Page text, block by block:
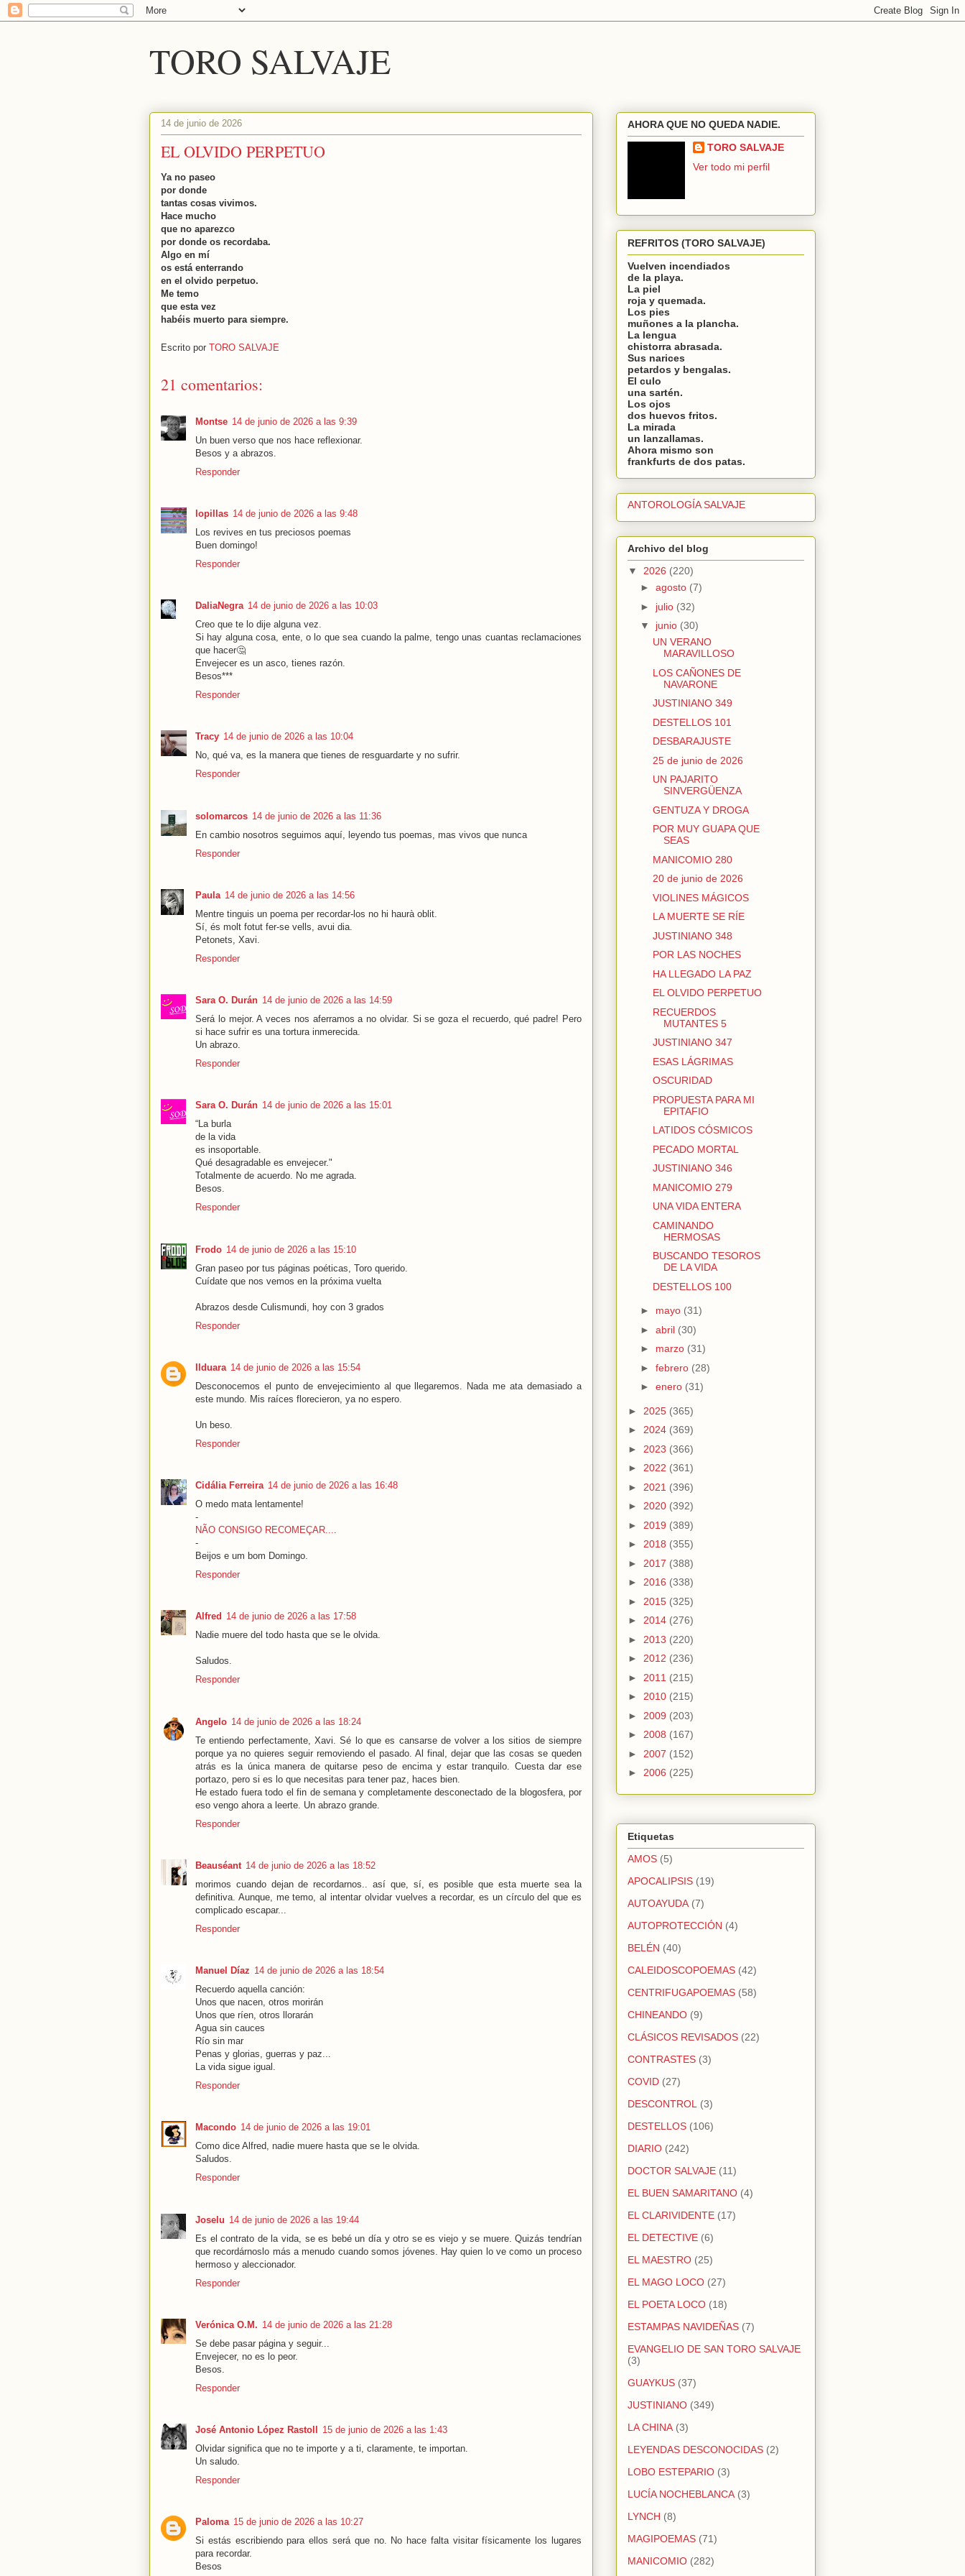
TORO SALVAJE
14 de junio de 2026
EL OLVIDO PERPETUO
Ya no paseo
por donde
tantas cosas vivimos.
Hace mucho
que no aparezco
por donde os recordaba.
Algo en mí
os está enterrando
en el olvido perpetuo.
Me temo
que esta vez
habéis muerto para siempre.
Escrito por TORO SALVAJE
21 comentarios:
Montse 14 de junio de 2026 a las 9:39
Un buen verso que nos hace reflexionar.
Besos y a abrazos.
Responder
lopillas 14 de junio de 2026 a las 9:48
Los revives en tus preciosos poemas
Buen domingo!
Responder
DaliaNegra 14 de junio de 2026 a las 10:03
Creo que te lo dije alguna vez.
Si hay alguna cosa, ente, o lo que sea cuando la palme, tengo unas cuantas reclamaciones
que hacer🤔
Envejecer es un asco, tienes razón.
Besos***
Responder
Tracy 14 de junio de 2026 a las 10:04
No, qué va, es la manera que tienes de resguardarte y no sufrir.
Responder
solomarcos 14 de junio de 2026 a las 11:36
En cambio nosotros seguimos aquí, leyendo tus poemas, mas vivos que nunca
Responder
Paula 14 de junio de 2026 a las 14:56
Mentre tinguis un poema per recordar-los no hi haurà oblit.
Sí, és molt fotut fer-se vells, avui dia.
Petonets, Xavi.
Responder
Sara O. Durán 14 de junio de 2026 a las 14:59
Será lo mejor. A veces nos aferramos a no olvidar. Si se goza el recuerdo, qué padre! Pero
si hace sufrir es una tortura inmerecida.
Un abrazo.
Responder
Sara O. Durán 14 de junio de 2026 a las 15:01
“La burla
de la vida
es insoportable.
Qué desagradable es envejecer."
Totalmente de acuerdo. No me agrada.
Besos.
Responder
Frodo 14 de junio de 2026 a las 15:10
Gran paseo por tus páginas poéticas, Toro querido.
Cuídate que nos vemos en la próxima vuelta
Abrazos desde Culismundi, hoy con 3 grados
Responder
Ilduara 14 de junio de 2026 a las 15:54
Desconocemos el punto de envejecimiento al que llegaremos. Nada me ata demasiado a
este mundo. Mis raíces florecieron, ya no espero.
Un beso.
Responder
Cidália Ferreira 14 de junio de 2026 a las 16:48
O medo mata lentamente!
-
NÃO CONSIGO RECOMEÇAR....
-
Beijos e um bom Domingo.
Responder
Alfred 14 de junio de 2026 a las 17:58
Nadie muere del todo hasta que se le olvida.
Saludos.
Responder
Angelo 14 de junio de 2026 a las 18:24
Te entiendo perfectamente, Xavi. Sé lo que es cansarse de volver a los sitios de siempre
porque ya no quieres seguir removiendo el pasado. Al final, dejar que las cosas se queden
atrás es la única manera de quitarse peso de encima y estar tranquilo. Cuesta dar ese
portazo, pero si es lo que necesitas para tener paz, haces bien.
He estado fuera todo el fin de semana y completamente desconectado de la blogosfera, por
eso vengo ahora a leerte. Un abrazo grande.
Responder
Beauséant 14 de junio de 2026 a las 18:52
morimos cuando dejan de recordarnos.. así que, sí, es posible que esta muerte sea la
definitiva. Aunque, me temo, al intentar olvidar vuelves a recordar, es un círculo del que es
complicado escapar...
Responder
Manuel Díaz 14 de junio de 2026 a las 18:54
Recuerdo aquella canción:
Unos que nacen, otros morirán
Unos que ríen, otros llorarán
Agua sin cauces
Río sin mar
Penas y glorias, guerras y paz...
La vida sigue igual.
Responder
Macondo 14 de junio de 2026 a las 19:01
Como dice Alfred, nadie muere hasta que se le olvida.
Saludos.
Responder
Joselu 14 de junio de 2026 a las 19:44
Es el contrato de la vida, se es bebé un día y otro se es viejo y se muere. Quizás tendrían
que recordárnoslo más a menudo cuando somos jóvenes. Hay quien lo ve como un proceso
hermoso y aleccionador.
Responder
Verónica O.M. 14 de junio de 2026 a las 21:28
Se debe pasar página y seguir...
Envejecer, no es lo peor.
Besos.
Responder
José Antonio López Rastoll
15 de junio de 2026 a las 1:43
Olvidar significa que no te importe y a ti, claramente, te importan.
Un saludo.
Responder
Paloma 15 de junio de 2026 a las 10:27
Si estás escribiendo para ellos será que no. No hace falta visitar físicamente los lugares
para recordar.
Besos
AHORA QUE NO QUEDA NADIE.
TORO SALVAJE
Ver todo mi perfil
REFRITOS (TORO SALVAJE)
Vuelven incendiados
de la playa.
La piel
roja y quemada.
Los pies
muñones a la plancha.
La lengua
chistorra abrasada.
Sus narices
petardos y bengalas.
El culo
una sartén.
Los ojos
dos huevos fritos.
La mirada
un lanzallamas.
Ahora mismo son
frankfurts de dos patas.
ANTOROLOGÍA SALVAJE
Archivo del blog
▼ 2026 (220)
► agosto (7)
► julio (32)
▼ junio (30)
UN VERANO
MARAVILLOSO
LOS CAÑONES DE
NAVARONE
JUSTINIANO 349
DESTELLOS 101
DESBARAJUSTE
25 de junio de 2026
UN PAJARITO
SINVERGÜENZA
GENTUZA Y DROGA
POR MUY GUAPA QUE
SEAS
MANICOMIO 280
20 de junio de 2026
VIOLINES MÁGICOS
LA MUERTE SE RÍE
JUSTINIANO 348
POR LAS NOCHES
HA LLEGADO LA PAZ
EL OLVIDO PERPETUO
RECUERDOS
MUTANTES 5
JUSTINIANO 347
ESAS LÁGRIMAS
OSCURIDAD
PROPUESTA PARA MI
EPITAFIO
LATIDOS CÓSMICOS
PECADO MORTAL
JUSTINIANO 346
MANICOMIO 279
UNA VIDA ENTERA
CAMINANDO
HERMOSAS
BUSCANDO TESOROS
DE LA VIDA
DESTELLOS 100
► mayo (31)
► abril (30)
► marzo (31)
► febrero (28)
► enero (31)
► 2025 (365)
► 2024 (369)
► 2023 (366)
► 2022 (361)
► 2021 (396)
► 2020 (392)
► 2019 (389)
► 2018 (355)
► 2017 (388)
► 2016 (338)
► 2015 (325)
► 2014 (276)
► 2013 (220)
► 2012 (236)
► 2011 (215)
► 2010 (215)
► 2009 (203)
► 2008 (167)
► 2007 (152)
► 2006 (225)
Etiquetas
AMOS (5)
APOCALIPSIS (19)
AUTOAYUDA (7)
AUTOPROTECCIÓN (4)
BELÉN (40)
CALEIDOSCOPOEMAS (42)
CENTRIFUGAPOEMAS (58)
CHINEANDO (9)
CLÁSICOS REVISADOS (22)
CONTRASTES (3)
COVID (27)
DESCONTROL
(3)
DESTELLOS (106)
DIARIO (242)
DOCTOR SALVAJE (11)
EL BUEN SAMARITANO (4)
EL CLARIVIDENTE (17)
EL DETECTIVE (6)
EL MAESTRO (25)
EL MAGO LOCO (27)
EL POETA LOCO (18)
ESTAMPAS NAVIDEÑAS (7)
EVANGELIO DE SAN TORO SALVAJE
(3)
GUAYKUS (37)
JUSTINIANO (349)
LA CHINA (3)
LEYENDAS DESCONOCIDAS (2)
LOBO ESTEPARIO (3)
LUCÍA NOCHEBLANCA (3)
LYNCH (8)
MAGIPOEMAS (71)
MANICOMIO (282)